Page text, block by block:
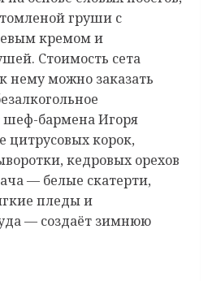
груши с
кремом и
Стоимость сета
к нему можно заказать
шеф-бармена Игоря
цитрусовых корок,
кедровых орехов
— белые скатерти,
пледы и
— создаёт зимнюю